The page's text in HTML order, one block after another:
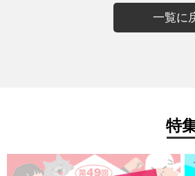
一覧に
特